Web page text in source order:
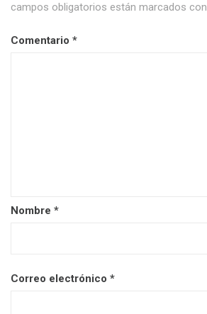
campos obligatorios están marcados con
Comentario *
Nombre *
Correo electrónico *